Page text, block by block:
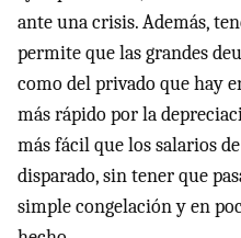
ante una crisis. Además,
permite que las grandes
como del privado que hay
más rápido por la
más fácil que los salarios
disparado, sin tener que
simple congelación y en